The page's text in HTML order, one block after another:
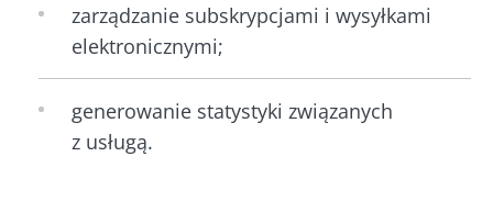
zarządzanie subskrypcjami i wysyłkami
elektronicznymi;
generowanie statystyki związanych
z usługą.